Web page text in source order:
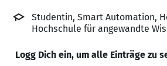
Studentin, Smart Automation,
Hochschule für angewandte
Logg Dich ein, um alle Einträge zu